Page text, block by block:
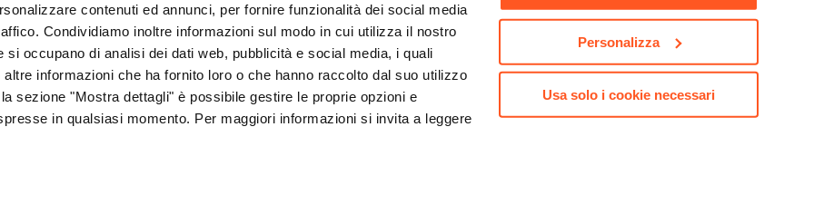
contenuti ed annunci, per fornire funzionalità dei social media
Condividiamo inoltre informazioni sul modo in cui utilizza il nostro
si occupano di analisi dei dati web, pubblicità e social media, i quali
informazioni che ha fornito loro o che hanno raccolto dal suo utilizzo
sezione "Mostra dettagli" è possibile gestire le proprie opzioni e
in qualsiasi momento. Per maggiori informazioni si invita a leggere
Personalizza
Usa solo i cookie necessari
Solidale
Academy
Privacy Policy
Cookie policy